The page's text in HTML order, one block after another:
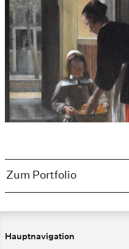
Zum Portfolio
Hauptnavigation